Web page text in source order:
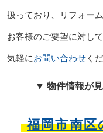
扱っており、リフォー
お客様のご要望に対し
気軽にお問い合わせく
▼ 物件情報が
福岡市南区